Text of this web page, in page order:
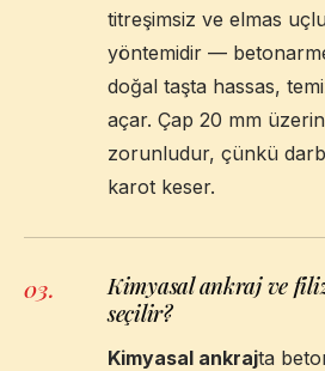
titreşimsiz ve elmas
yöntemidir —
doğal taşta hassas,
açar. Çap 20 mm
zorunludur, çünkü
karot keser.
03.
Kimyasal ankraj ve
seçilir?
Kimyasal ankrajta